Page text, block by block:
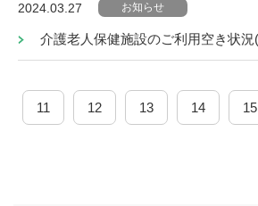
2024.03.27 お知らせ
介護老人保健施設のご利用空き状況
11 12 13 14 15